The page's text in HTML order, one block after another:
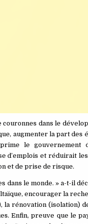
couronnes dans le
augmenter la part des
le gouvernement
d’emplois et réduirait
et de prise de risque.
dans le monde. » a-t-il
encourager la
la rénovation (isolation)
Enfin, preuve que le